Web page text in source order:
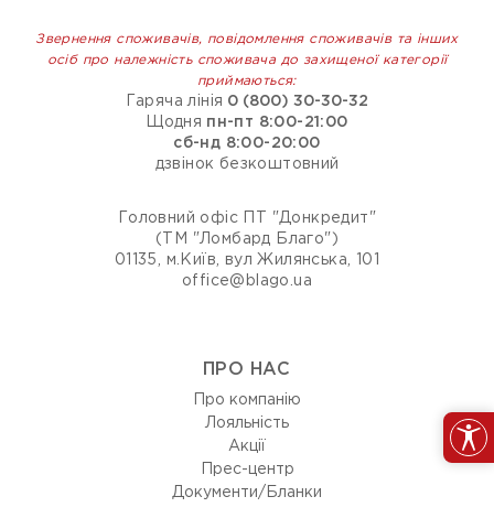
Звернення споживачів, повідомлення споживачів та інших
осіб про належність споживача до захищеної категорії
приймаються:
Гаряча лінія 0 (800) 30-30-32
Щодня пн-пт 8:00-21:00
сб-нд 8:00-20:00
дзвінок безкоштовний
Головний офіс ПТ "Донкредит"
(ТМ "Ломбард Благо")
01135, м.Київ, вул Жилянська, 101
office@blago.ua
ПРО НАС
Про компанію
Лояльність
Акції
Прес-центр
Документи/Бланки